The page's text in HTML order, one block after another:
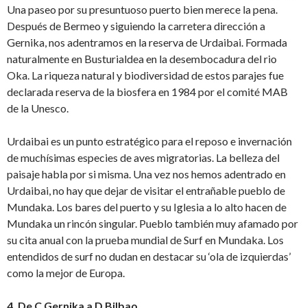
Una paseo por su presuntuoso puerto bien merece la pena.
Después de Bermeo y siguiendo la carretera dirección a
Gernika, nos adentramos en la reserva de Urdaibai. Formada
naturalmente en Busturialdea en la desembocadura del rio
Oka. La riqueza natural y biodiversidad de estos parajes fue
declarada reserva de la biosfera en 1984 por el comité MAB
de la Unesco.
Urdaibai es un punto estratégico para el reposo e invernación
de muchísimas especies de aves migratorias. La belleza del
paisaje habla por si misma. Una vez nos hemos adentrado en
Urdaibai, no hay que dejar de visitar el entrañable pueblo de
Mundaka. Los bares del puerto y su Iglesia a lo alto hacen de
Mundaka un rincón singular. Pueblo también muy afamado por
su cita anual con la prueba mundial de Surf en Mundaka. Los
entendidos de surf no dudan en destacar su ‘ola de izquierdas’
como la mejor de Europa.